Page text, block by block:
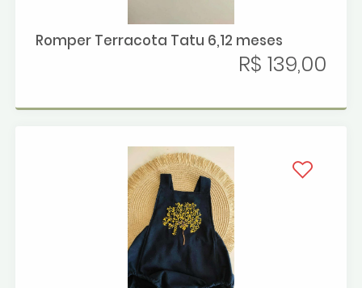
Romper Terracota Tatu 6,12 meses
R$ 139,00